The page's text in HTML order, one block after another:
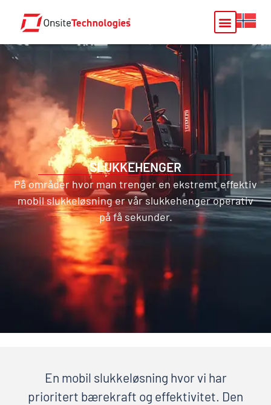
SLUKKEHENGER
På områder hvor man trenger en ekstremt effektiv
mobil slukkeløsning er vår slukkehenger operativ
på få sekunder.
En mobil slukkeløsning hvor vi har
prioritert bærekraft og effektivitet. Den